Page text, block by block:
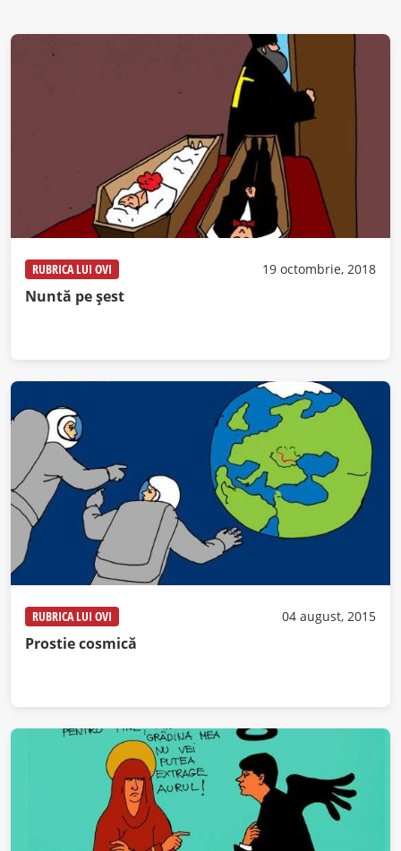
RUBRICA LUI OVI 19 octombrie, 2018
Nuntă pe șest
RUBRICA LUI OVI 04 august, 2015
Prostie cosmică